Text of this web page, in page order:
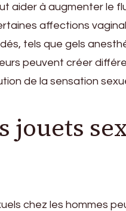
aider à augmenter le
affections
tels que gels
peuvent créer
de la sensation
jouets
chez les hommes